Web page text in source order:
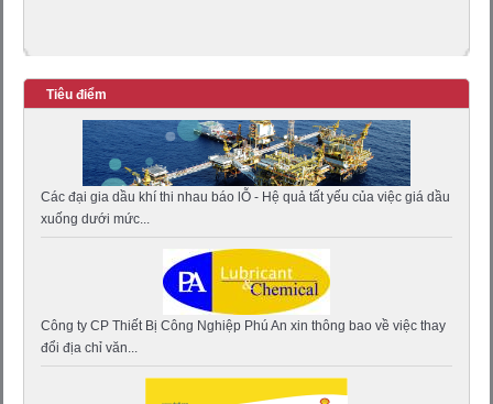
Tiêu điểm
Các đại gia dầu khí thi nhau báo lỖ - Hệ quả tất yếu của việc giá dầu
xuống dưới mức...
Công ty CP Thiết Bị Công Nghiệp Phú An xin thông bao về việc thay
đổi địa chỉ văn...